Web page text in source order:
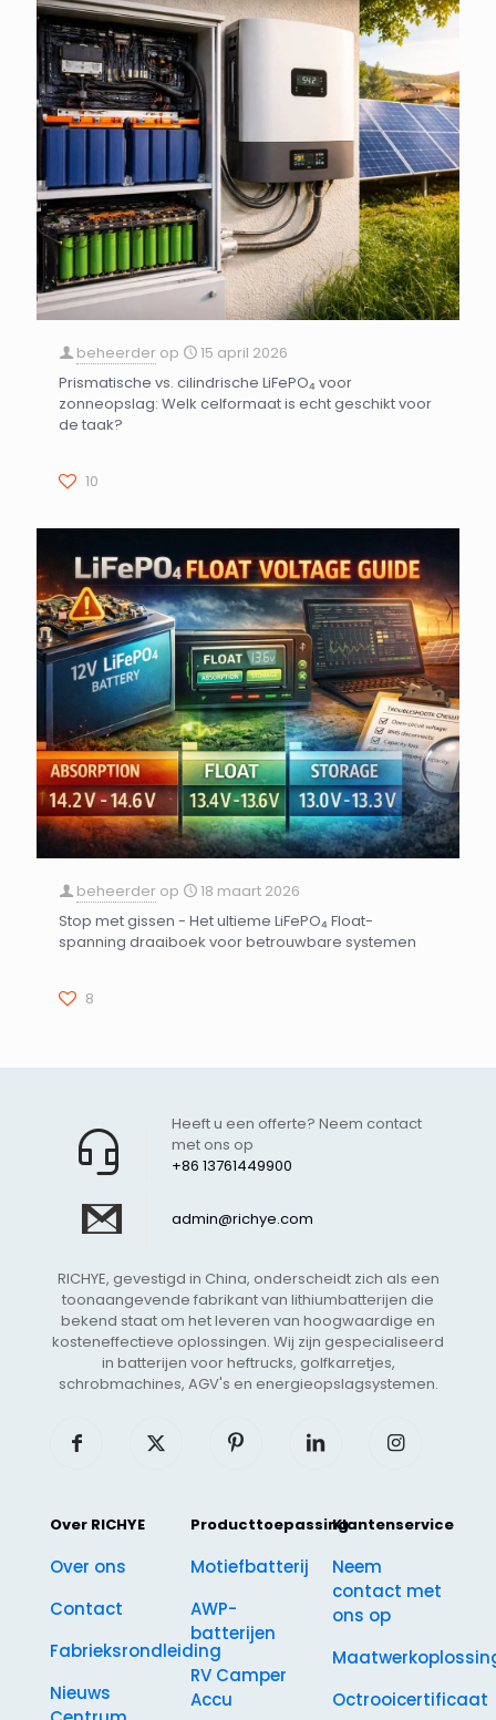
beheerder op
15 april 2026
Prismatische vs. cilindrische LiFePO₄ voor
zonneopslag: Welk celformaat is echt geschikt voor
de taak?
10
beheerder op
18 maart 2026
Stop met gissen - Het ultieme LiFePO₄ Float-
spanning draaiboek voor betrouwbare systemen
8
+86 13761449900
Heeft u een offerte? Neem contact
met ons op
admin@richye.com
RICHYE, gevestigd in China, onderscheidt zich als een
toonaangevende fabrikant van lithiumbatterijen die
bekend staat om het leveren van hoogwaardige en
kosteneffectieve oplossingen. Wij zijn gespecialiseerd
in batterijen voor heftrucks, golfkarretjes,
schrobmachines, AGV's en energieopslagsystemen.
Over RICHYE
Over ons
Contact
Fabrieksrondleiding
Nieuws
Producttoepassing
Motiefbatterij
AWP-
batterijen
RV Camper
Accu
Klantenservice
Neem
contact met
ons op
Octrooicertificaat